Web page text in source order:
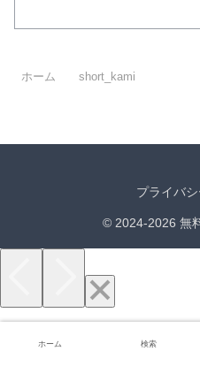
ホーム short_kami
プライバ
© 2024-2026 無
ホーム 検索